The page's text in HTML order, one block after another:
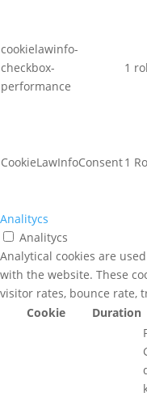
cookielawinfo-
checkbox-
performance
1
CookieLawInfoConsent1
Analitycs
Analitycs
Analytical cookies are
with the website. These
visitor rates, bounce rate,
Cookie
Duration